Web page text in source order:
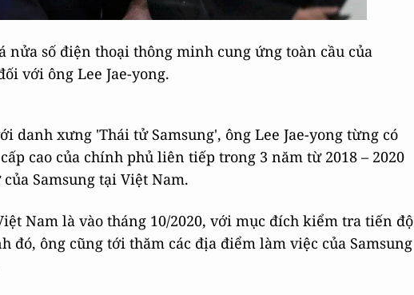
nửa số điện thoại thông minh cung ứng toàn cầu của
với ông Lee Jae-yong.
danh xưng 'Thái tử Samsung', ông Lee Jae-yong từng có
cao của chính phủ liên tiếp trong 3 năm từ 2018 – 2020
Samsung tại Việt Nam.
Nam là vào tháng 10/2020, với mục đích kiểm tra tiến độ
đó, ông cũng tới thăm các địa điểm làm việc của Samsung